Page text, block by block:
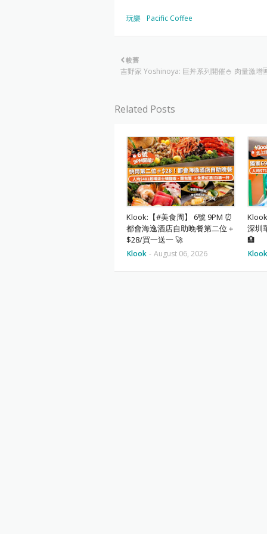
玩樂 Pacific Coffee
較舊
吉野家 Yoshinoya: 巨丼系列開催🍚 肉量激增
Related Posts
Klook:【#美食周】 6號 9PM ⏰
都會海逸酒店自助晚餐第二位＋
$28/買一送一 🚀
Klook - August 06, 2026
深圳
🏨